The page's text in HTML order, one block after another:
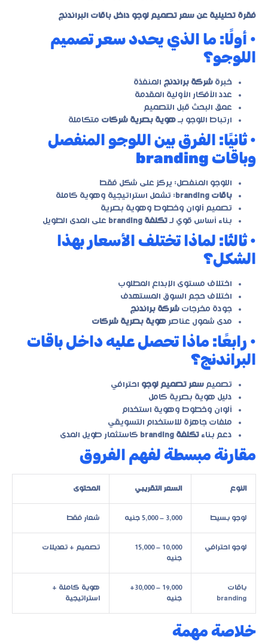
فقرة تحليلية عن سعر تصميم لوجو داخل باقات البراندنج
• أولًا: ما الذي يحدد سعر تصميم
اللوجو؟
خبرة شركة براندنج المنفذة
عدد الأفكار الأولية المقدمة
عمق البحث قبل التصميم
ارتباط اللوجو بـ هوية بصرية شركات متكاملة
• ثانيًا: الفرق بين اللوجو المنفصل
وباقات branding
اللوجو المنفصل: يركز على شكل فقط
باقات branding
: تشمل استراتيجية وهوية كاملة
تصميم ألوان وخطوط وهوية بصرية
بناء أساس قوي لـ تكلفة branding على المدى الطويل
• ثالثًا: لماذا تختلف الأسعار بهذا
الشكل؟
اختلاف مستوى الإبداع المطلوب
اختلاف حجم السوق المستهدف
جودة مخرجات شركة براندنج
مدى شمول عناصر هوية بصرية شركات
• رابعًا: ماذا تحصل عليه داخل باقات
البراندنج؟
تصميم سعر تصميم لوجو احترافي
دليل هوية بصرية كامل
ألوان وخطوط وهوية استخدام
ملفات جاهزة للاستخدام التسويقي
دعم بناء تكلفة branding كاستثمار طويل المدى
مقارنة مبسطة لفهم الفروق
النوع السعر التقريبي المحتوى
لوجو بسيط 3,000 – 5,000 جنيه شعار فقط
لوجو احترافي
10,000 – 15,000
جنيه
تصميم + تعديلات
باقات
branding
19,000 – 30,000+
جنيه
هوية كاملة +
استراتيجية
خلاصة مهمة